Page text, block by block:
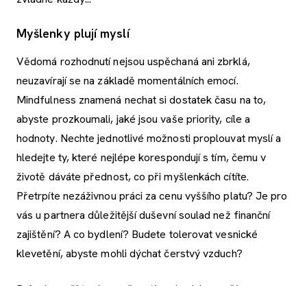
Myšlenky plují myslí
Vědomá rozhodnutí nejsou uspěchaná ani zbrklá,
neuzavírají se na základě momentálních emocí.
Mindfulness znamená nechat si dostatek času na to,
abyste prozkoumali, jaké jsou vaše priority, cíle a
hodnoty. Nechte jednotlivé možnosti proplouvat myslí a
hledejte ty, které nejlépe korespondují s tím, čemu v
životě dáváte přednost, co při myšlenkách cítíte.
Přetrpíte nezáživnou práci za cenu vyššího platu? Je pro
vás u partnera důležitější duševní soulad než finanční
zajištění? A co bydlení? Budete tolerovat vesnické
klevetění, abyste mohli dýchat čerstvý vzduch?